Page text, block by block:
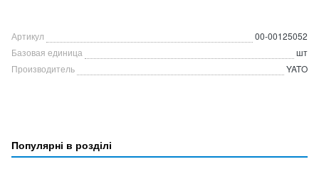
Артикул
00-00125052
Базовая единица
шт
Производитель
YATO
Популярні в розділі